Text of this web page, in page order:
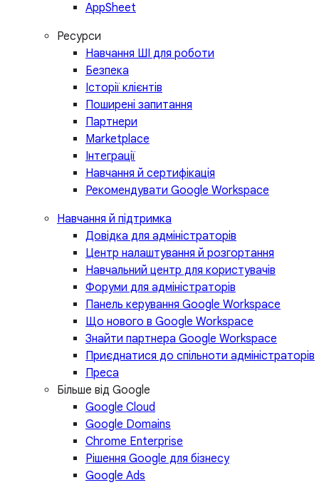
AppSheet
Ресурси
Навчання ШІ для роботи
Безпека
Історії клієнтів
Поширені запитання
Партнери
Marketplace
Інтеграції
Навчання й сертифікація
Рекомендувати Google Workspace
Навчання й підтримка
Довідка для адміністраторів
Центр налаштування й розгортання
Навчальний центр для користувачів
Форуми для адміністраторів
Панель керування Google Workspace
Що нового в Google Workspace
Знайти партнера Google Workspace
Приєднатися до спільноти адміністраторів
Преса
Більше від Google
Google Cloud
Google Domains
Chrome Enterprise
Рішення Google для бізнесу
Google Ads